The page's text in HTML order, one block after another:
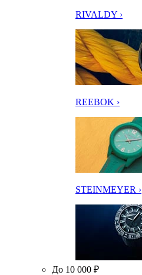
RIVALDY ›
REEBOK ›
STEINMEYER ›
До 10 000 ₽